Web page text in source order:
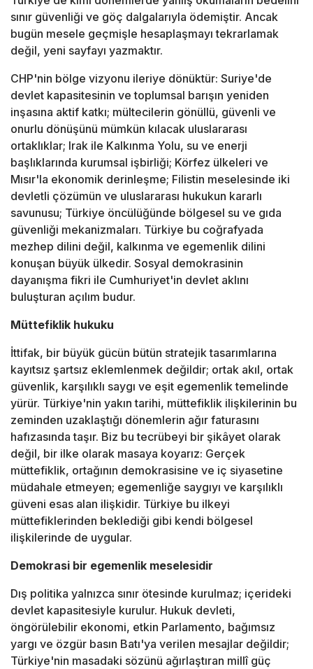
sınır güvenliği ve göç dalgalarıyla ödemiştir. Ancak
bugün mesele geçmişle hesaplaşmayı tekrarlamak
değil, yeni sayfayı yazmaktır.
CHP'nin bölge vizyonu ileriye dönüktür: Suriye'de
devlet kapasitesinin ve toplumsal barışın yeniden
inşasına aktif katkı; mültecilerin gönüllü, güvenli ve
onurlu dönüşünü mümkün kılacak uluslararası
ortaklıklar; Irak ile Kalkınma Yolu, su ve enerji
başlıklarında kurumsal işbirliği; Körfez ülkeleri ve
Mısır'la ekonomik derinleşme; Filistin meselesinde iki
devletli çözümün ve uluslararası hukukun kararlı
savunusu; Türkiye öncülüğünde bölgesel su ve gıda
güvenliği mekanizmaları. Türkiye bu coğrafyada
mezhep dilini değil, kalkınma ve egemenlik dilini
konuşan büyük ülkedir. Sosyal demokrasinin
dayanışma fikri ile Cumhuriyet'in devlet aklını
buluşturan açılım budur.
Müttefiklik hukuku
İttifak, bir büyük gücün bütün stratejik tasarımlarına
kayıtsız şartsız eklemlenmek değildir; ortak akıl, ortak
güvenlik, karşılıklı saygı ve eşit egemenlik temelinde
yürür. Türkiye'nin yakın tarihi, müttefiklik ilişkilerinin bu
zeminden uzaklaştığı dönemlerin ağır faturasını
hafızasında taşır. Biz bu tecrübeyi bir şikâyet olarak
değil, bir ilke olarak masaya koyarız: Gerçek
müttefiklik, ortağının demokrasisine ve iç siyasetine
müdahale etmeyen; egemenliğe saygıyı ve karşılıklı
güveni esas alan ilişkidir. Türkiye bu ilkeyi
müttefiklerinden beklediği gibi kendi bölgesel
ilişkilerinde de uygular.
Demokrasi bir egemenlik meselesidir
Dış politika yalnızca sınır ötesinde kurulmaz; içerideki
devlet kapasitesiyle kurulur. Hukuk devleti,
öngörülebilir ekonomi, etkin Parlamento, bağımsız
yargı ve özgür basın Batı'ya verilen mesajlar değildir;
Türkiye'nin masadaki sözünü ağırlaştıran millî güç